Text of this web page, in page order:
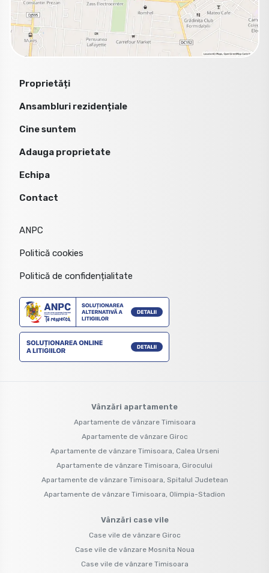
Proprietăți
Ansambluri rezidențiale
Cine suntem
Adauga proprietate
Echipa
Contact
ANPC
Politică cookies
Politică de confidențialitate
Vânzări apartamente
Apartamente de vânzare Timisoara
Apartamente de vânzare Giroc
Apartamente de vânzare Timisoara, Calea Urseni
Apartamente de vânzare Timisoara, Girocului
Apartamente de vânzare Timisoara, Spitalul Judetean
Apartamente de vânzare Timisoara, Olimpia-Stadion
Vânzări case vile
Case vile de vânzare Giroc
Case vile de vânzare Mosnita Noua
Case vile de vânzare Timisoara